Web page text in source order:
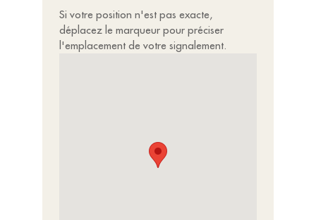
Si votre position n'est pas exacte,
déplacez le marqueur pour préciser
l'emplacement de votre signalement.